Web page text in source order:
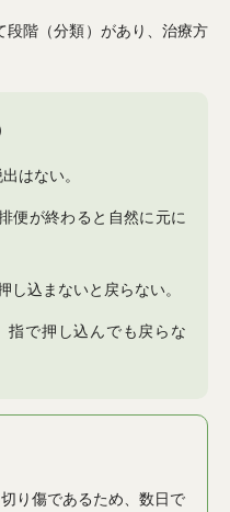
段階（分類）があり、治療方
はない。
便が終わると自然に元に
し込まないと戻らない。
指で押し込んでも戻らな
り傷であるため、数日で